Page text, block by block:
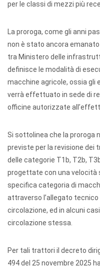
per le classi di mezzi più
La proroga, come gli anni
non è stato ancora
tra Ministero delle
definisce le modalità di
macchine agricole, ossia gli
verrà effettuato in sede di
officine autorizzate
Si sottolinea che la proroga
previste per la revisione dei
delle categorie T1b, T2b,
progettate con una velocità
specifica categoria di
attraverso l’allegato
circolazione, ed in alcuni
circolazione stessa.
Per tali trattori il decreto
494 del 25 novembre 2025